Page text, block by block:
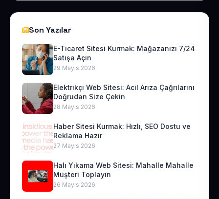
Son Yazılar
E-Ticaret Sitesi Kurmak: Mağazanızı 7/24
Satışa Açın
29 Mayıs 2026
Elektrikçi Web Sitesi: Acil Arıza Çağrılarını
Doğrudan Size Çekin
28 Mayıs 2026
Haber Sitesi Kurmak: Hızlı, SEO Dostu ve
Reklama Hazır
27 Mayıs 2026
Halı Yıkama Web Sitesi: Mahalle Mahalle
Müşteri Toplayın
26 Mayıs 2026